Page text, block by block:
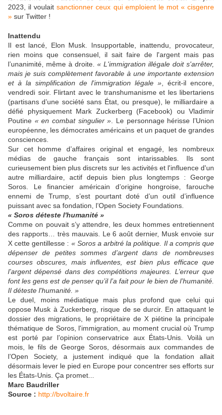
2023, il voulaitsanctionner ceux qui emploient le mot « cisgenre
» sur Twitter !
Inattendu
Il est lancé, Elon Musk. Insupportable, inattendu, provocateur,
rien moins que consensuel, il sait faire de l'argent mais pas
l’unanimité, même à droite. « L'immigration illégale doit s'arrêter,
mais je suis complètement favorable à une importante extension
et à la simplification de l'immigration légale » , écrit-il encore,
vendredi soir. Flirtant avec le transhumanisme et les libertariens
(partisans d’une société sans État, ou presque), le milliardaire a
défié physiquement Mark Zuckerberg (Facebook) ou Vladimir
Poutine « en combat singulier » . Le personnage hérisse l’Union
européenne, les démocrates américains et un paquet de grandes
consciences.
Sur cet homme d’affaires original et engagé, les nombreux
médias de gauche français sont intarissables. Ils sont
curieusement bien plus discrets sur les activités et l'influence d'un
autre milliardaire, actif depuis bien plus longtemps : George
Soros. Le financier américain d’origine hongroise, farouche
ennemi de Trump, s’est pourtant doté d’un outil d’influence
puissant avec sa fondation, l’Open Society Foundations.
« Soros déteste l'humanité »
Comme on pouvait s’y attendre, les deux hommes entretiennent
des rapports… très mauvais. Le 6 août dernier, Musk envoie sur
X cette gentillesse : « Soros a arbitré la politique. Il a compris que
dépenser de petites sommes d’argent dans de nombreuses
courses obscures, mais influentes, est bien plus efficace que
l’argent dépensé dans des compétitions majeures. L’erreur que
font les gens est de penser qu’il l’a fait pour le bien de l’humanité.
Il déteste l'humanité. »
Le duel, moins médiatique mais plus profond que celui qui
oppose Musk à Zuckerberg, risque de se durcir. En attaquant le
dossier des migrations, le propriétaire de X piétine la principale
thématique de Soros, l'immigration, au moment crucial où Trump
est porté par l’opinion conservatrice aux États-Unis. Voilà un
mois, le fils de George Soros, désormais aux commandes de
l’Open Society, a justement indiqué que la fondation allait
désormais lever le pied en Europe pour concentrer ses efforts sur
les États-Unis. Ça promet...
Marc Baudriller
Source : http://bvoltaire.fr